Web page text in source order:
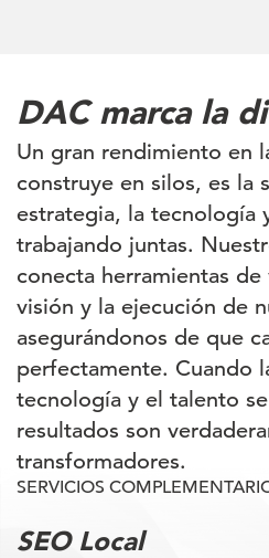
DAC marca la
Un gran rendimiento en
construye en silos, es la
estrategia, la tecnología
trabajando juntas.
conecta herramientas
visión y la ejecución de
asegurándonos de que
perfectamente. Cuando
tecnología y el talento
resultados son
transformadores.
SERVICIOS
SEO Local